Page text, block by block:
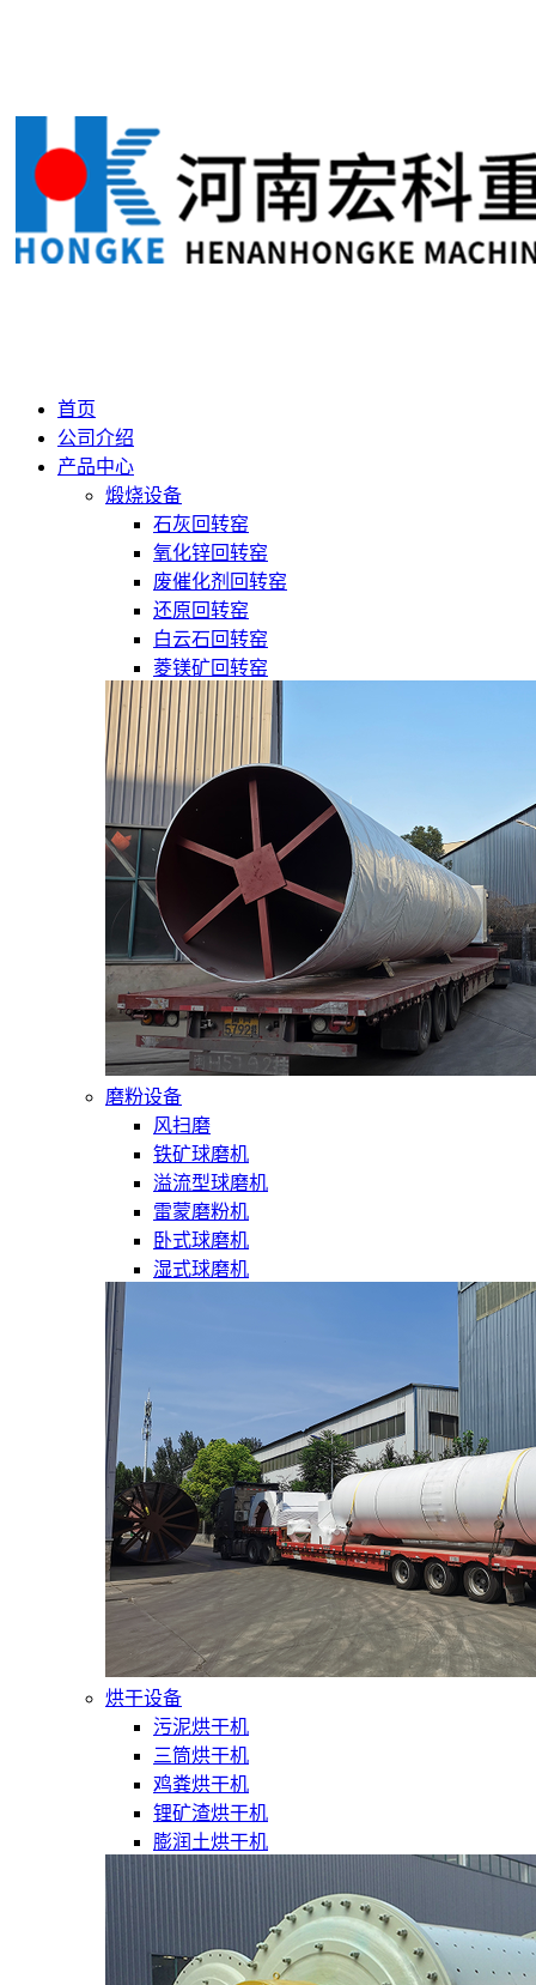
首页
公司介绍
产品中心
煅烧设备
石灰回转窑
氧化锌回转窑
废催化剂回转窑
还原回转窑
白云石回转窑
菱镁矿回转窑
磨粉设备
风扫磨
铁矿球磨机
溢流型球磨机
雷蒙磨粉机
卧式球磨机
湿式球磨机
烘干设备
污泥烘干机
三筒烘干机
鸡粪烘干机
锂矿渣烘干机
膨润土烘干机